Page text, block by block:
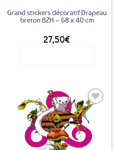
Grand stickers décoratif Drapeau
breton BZH – 68 x 40 cm
27,50€
plusieurs
variations.
options
peuvent
Ajouter
aux
favoris